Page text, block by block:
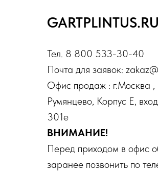
GARTPLINTUS.RU
Тел. 8 800 533-30-40
Почта для заявок:
Офис продаж : г.Москва
Румянцево, Корпус Е,
301е
ВНИМАНИЕ!
Перед приходом в офис
заранее позвонить по